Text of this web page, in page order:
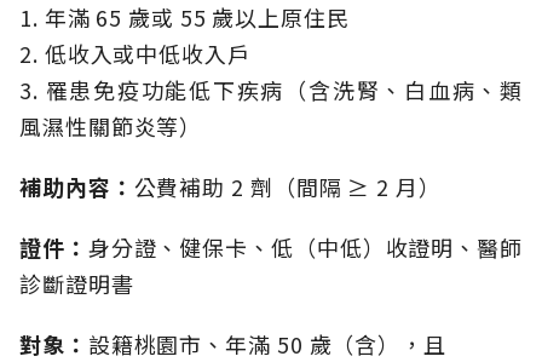
1. 年滿 65 歲或 55 歲以上原住民
2. 低收入或中低收入戶
3. 罹患免疫功能低下疾病（含洗腎、白血病、類
風濕性關節炎等）
補助內容： 公費補助 2 劑（間隔 ≥ 2 月）
證件： 身分證、健保卡、低（中低）收證明、醫師
診斷證明書
對象： 設籍桃園市、年滿 50 歲（含），且